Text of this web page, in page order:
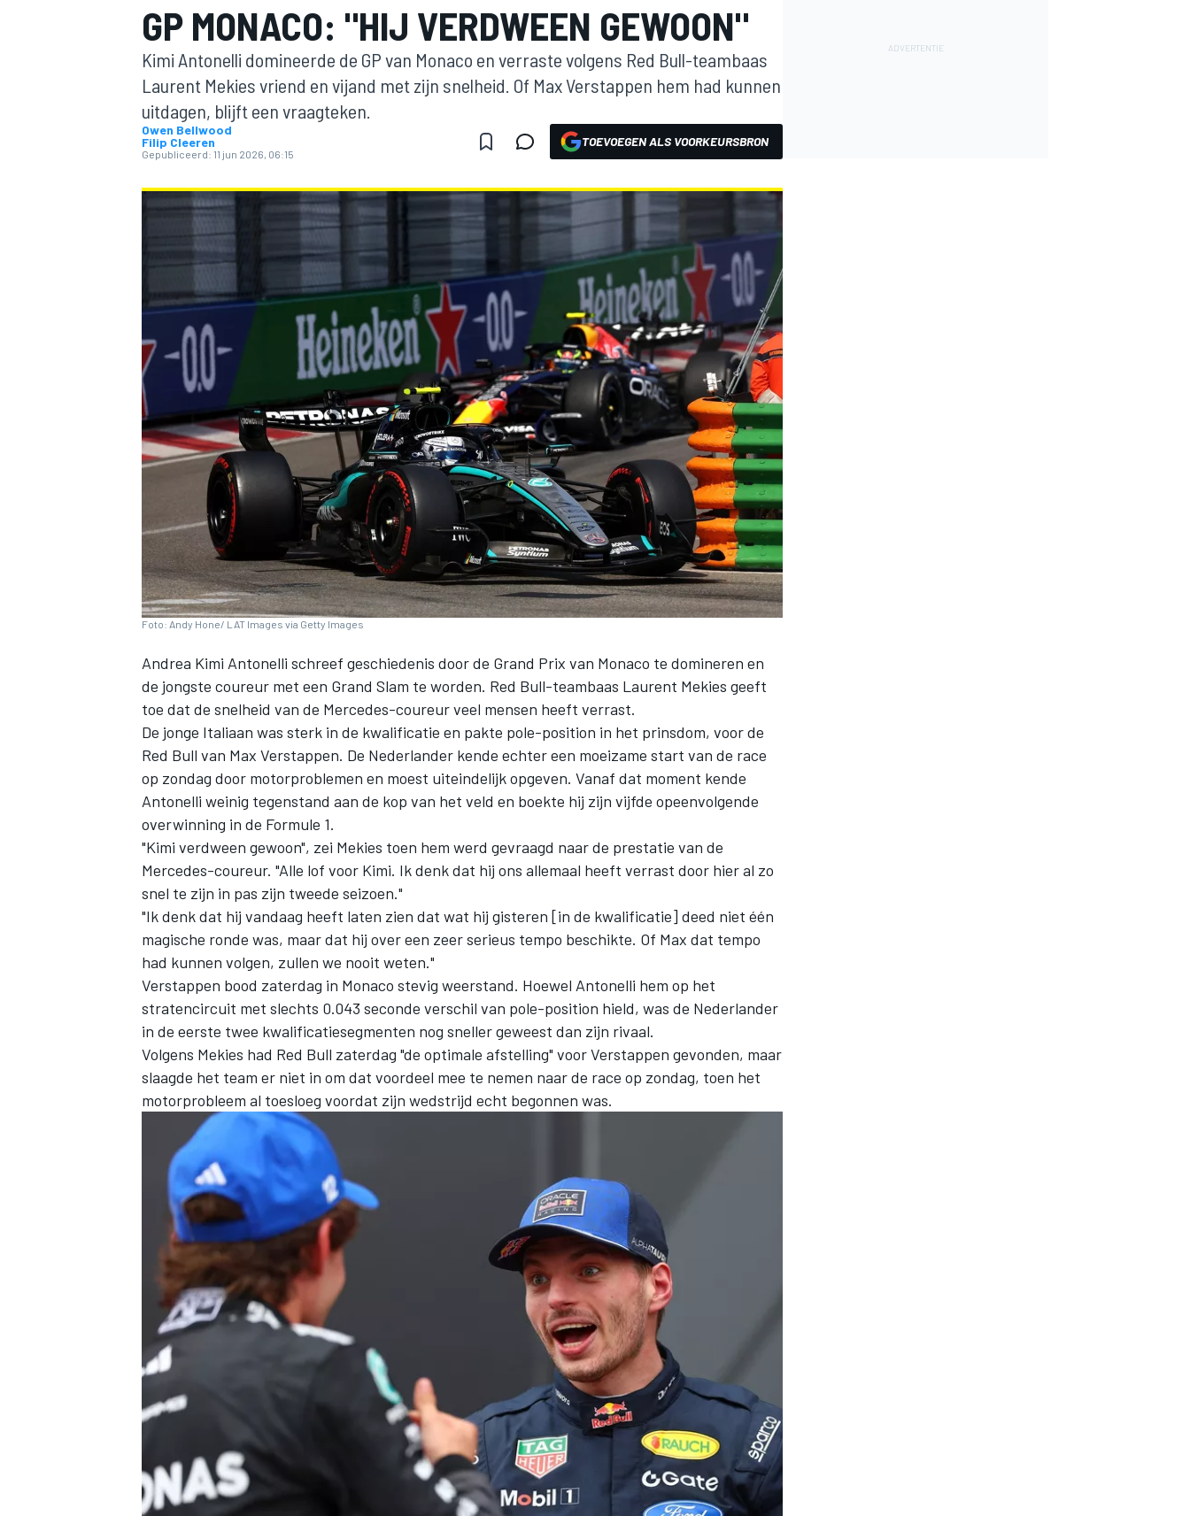
MOTOGP
INDYCAR
WEC DTM
GP MONACO: "HIJ VERDWEEN GEWOON"
Kimi Antonelli domineerde de GP van Monaco en verraste volgens Red Bull-teambaas
Laurent Mekies vriend en vijand met zijn snelheid. Of Max Verstappen hem had kunnen
uitdagen, blijft een vraagteken.
Owen Bellwood
Filip Cleeren
Gepubliceerd: 11 jun 2026, 06:15
TOEVOEGEN ALS VOORKEURSBRON
Foto: Andy Hone/ LAT Images via Getty Images
Andrea Kimi Antonelli schreef geschiedenis door de Grand Prix van Monaco te domineren en
de jongste coureur met een Grand Slam te worden. Red Bull-teambaas Laurent Mekies geeft
toe dat de snelheid van de Mercedes-coureur veel mensen heeft verrast.
De jonge Italiaan was sterk in de kwalificatie en pakte pole-position in het prinsdom, voor de
Red Bull van Max Verstappen. De Nederlander kende echter een moeizame start van de race
op zondag door motorproblemen en moest uiteindelijk opgeven. Vanaf dat moment kende
Antonelli weinig tegenstand aan de kop van het veld en boekte hij zijn vijfde opeenvolgende
overwinning in de Formule 1.
"Kimi verdween gewoon", zei Mekies toen hem werd gevraagd naar de prestatie van de
Mercedes-coureur. "Alle lof voor Kimi. Ik denk dat hij ons allemaal heeft verrast door hier al zo
snel te zijn in pas zijn tweede seizoen."
"Ik denk dat hij vandaag heeft laten zien dat wat hij gisteren [in de kwalificatie] deed niet één
magische ronde was, maar dat hij over een zeer serieus tempo beschikte. Of Max dat tempo
had kunnen volgen, zullen we nooit weten."
Verstappen bood zaterdag in Monaco stevig weerstand. Hoewel Antonelli hem op het
stratencircuit met slechts 0.043 seconde verschil van pole-position hield, was de Nederlander
in de eerste twee kwalificatiesegmenten nog sneller geweest dan zijn rivaal.
Volgens Mekies had Red Bull zaterdag "de optimale afstelling" voor Verstappen gevonden, maar
slaagde het team er niet in om dat voordeel mee te nemen naar de race op zondag, toen het
motorprobleem al toesloeg voordat zijn wedstrijd echt begonnen was.